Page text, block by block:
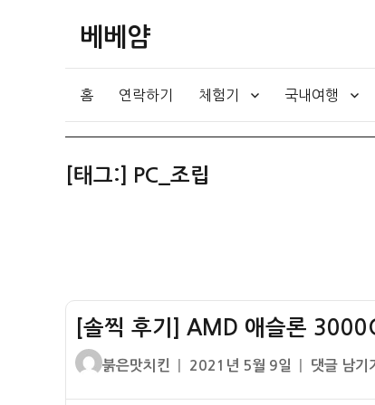
베베얌
홈 연락하기 체험기 국내여행
[태그:] PC_조립
[솔찍 후기] AMD 애슬론
글
붉은맛치킨
작
2021년 5월 9일
[솔
댓글 남기